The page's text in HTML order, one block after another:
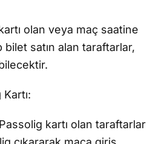
olan veya maç saatine
bilet satın alan taraftarlar,
kartı olan taraftarlar